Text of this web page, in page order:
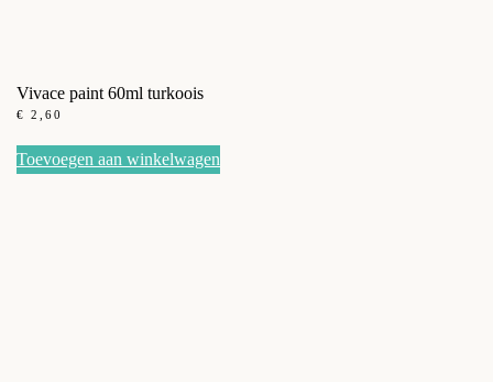
Vivace paint 60ml turkoois
€ 2,60
Toevoegen aan winkelwagen